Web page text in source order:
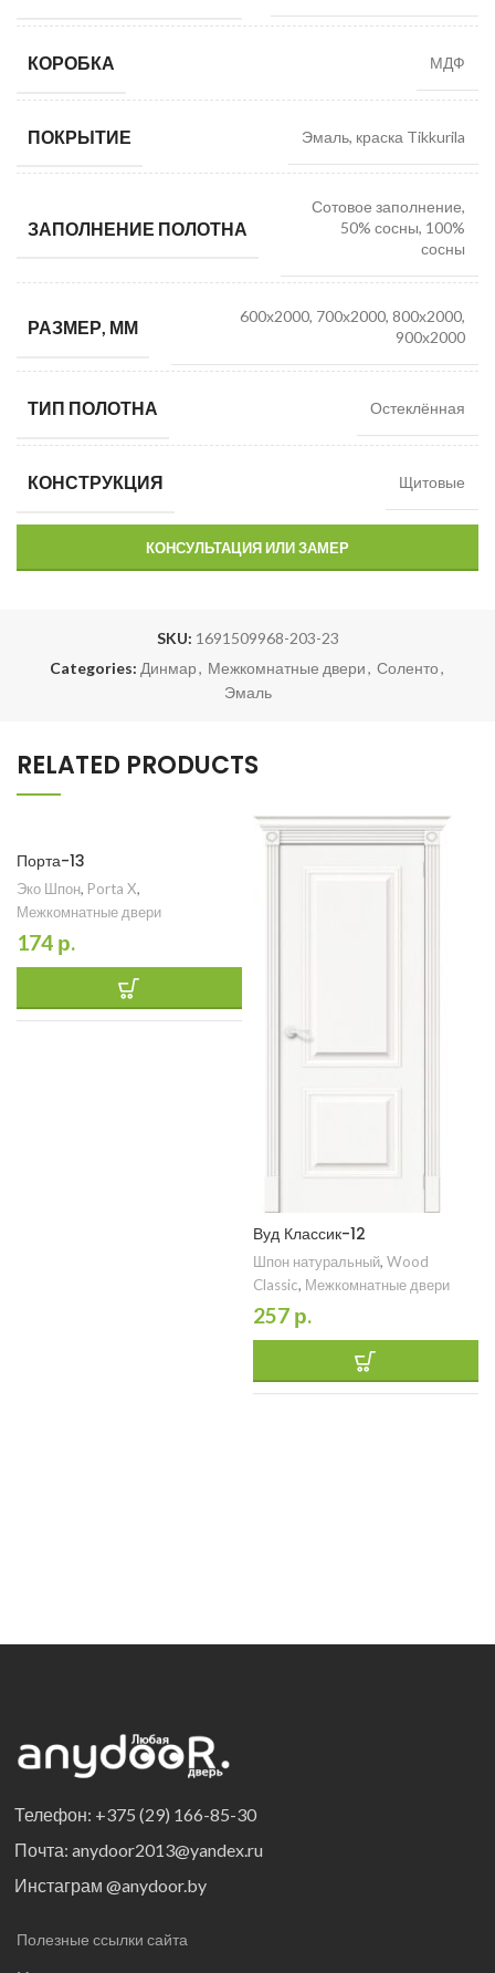
КОРОБКА МДФ
ПОКРЫТИЕ Эмаль, краска Tikkurila
ЗАПОЛНЕНИЕ ПОЛОТНА
Сотовое заполнение,
50% сосны, 100%
сосны
РАЗМЕР, ММ
600х2000, 700х2000, 800х2000,
900х2000
ТИП ПОЛОТНА Остеклённая
КОНСТРУКЦИЯ Щитовые
КОНСУЛЬТАЦИЯ ИЛИ ЗАМЕР
SKU: 1691509968-203-23
Categories: Динмар, Межкомнатные двери, Соленто,
Эмаль
RELATED PRODUCTS
Порта-13
Эко Шпон, Porta X,
Межкомнатные двери
174 р.
Вуд Классик-12
Шпон натуральный, Wood
Classic, Межкомнатные двери
257 р.
Телефон: +375 (29) 166-85-30
Почта: anydoor2013@yandex.ru
Инстаграм @anydoor.by
Полезные ссылки сайта